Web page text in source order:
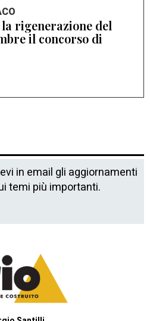
rigenerazione del
il concorso di
in email gli aggiornamenti
temi più importanti.